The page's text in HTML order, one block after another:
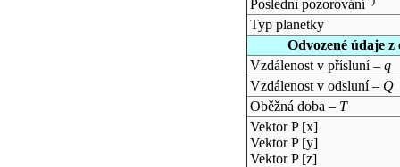
Poslední pozorování
Typ planetky
Odvozené údaje
Vzdálenost v přísluní – q
Vzdálenost v odsluní – Q
Oběžná doba – T
Vektor P [x]
Vektor P [y]
Vektor P [z]